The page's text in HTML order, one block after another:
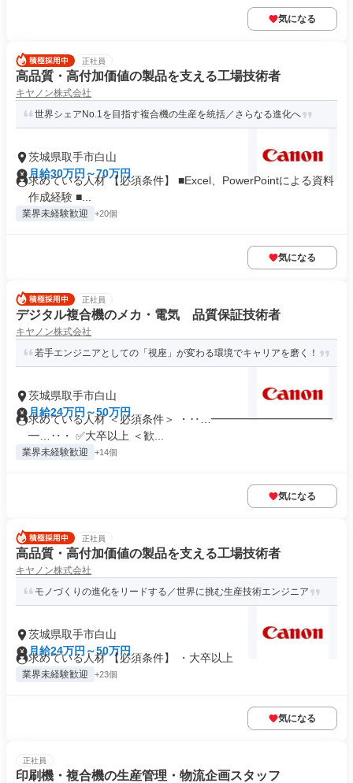
気になる
正社員
高品質・高付加価値の製品を支える工場技術者
キヤノン株式会社
世界シェアNo.1を目指す複合機の生産を統括／さらなる進化へ
茨城県取手市白山
月給30万円～70万円
求めている人材 【必須条件】 ■Excel、PowerPointによる資料
作成経験 ■...
業界未経験歓迎 +20個
気になる
正社員
デジタル複合機のメカ・電気 品質保証技術者
キヤノン株式会社
若手エンジニアとしての「視座」が変わる環境でキャリアを磨く！
茨城県取手市白山
月給24万円～50万円
求めている人材 ＜必須条件＞ ・‥…━━━━━━━━━━━
━…‥・ ✅大卒以上 ＜歓...
業界未経験歓迎 +14個
気になる
正社員
高品質・高付加価値の製品を支える工場技術者
キヤノン株式会社
モノづくりの進化をリードする／世界に挑む生産技術エンジニア
茨城県取手市白山
月給24万円～50万円
求めている人材 【必須条件】 ・大卒以上
業界未経験歓迎 +23個
気になる
正社員
印刷機・複合機の生産管理・物流企画スタッフ